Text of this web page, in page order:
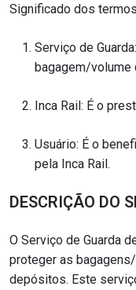
Significado dos
Serviço de
bagagem/volume
Inca Rail: É o
Usuário: É o
pela Inca Rail.
DESCRIÇÃO DO
O Serviço de Guarda
proteger as
depósitos. Este